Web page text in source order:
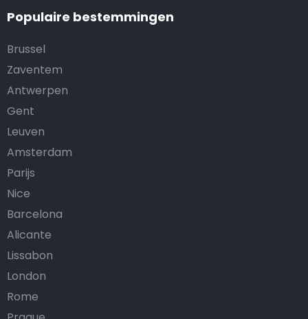
Populaire bestemmingen
Brussel
Zaventem
Antwerpen
Gent
Leuven
Amsterdam
Parijs
Nice
Barcelona
Alicante
Lissabon
London
Rome